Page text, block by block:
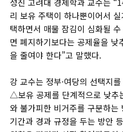
리 보유 주택이 하나뿐이어서
택하면서 매물 잠김이 심화될
면 폐지하기보다는 공제율을 낮
을 줄여야 한다”고 말했다.
강 교수는 정부·여당의 선택지
△보유 공제를 단계적으로 낮
와 불가피한 비거주를 구분하
기간과 경과 규정을 두는 방안